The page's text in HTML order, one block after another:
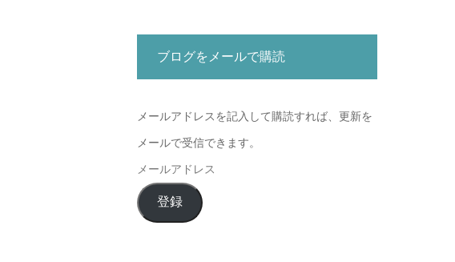
ブログをメールで購読
メールアドレスを記入して購読すれば、更新を
メールで受信できます。
メ
ー
ル
登録